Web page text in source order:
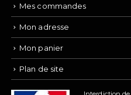
Mes commandes
Mon adresse
Mon panier
Plan de site